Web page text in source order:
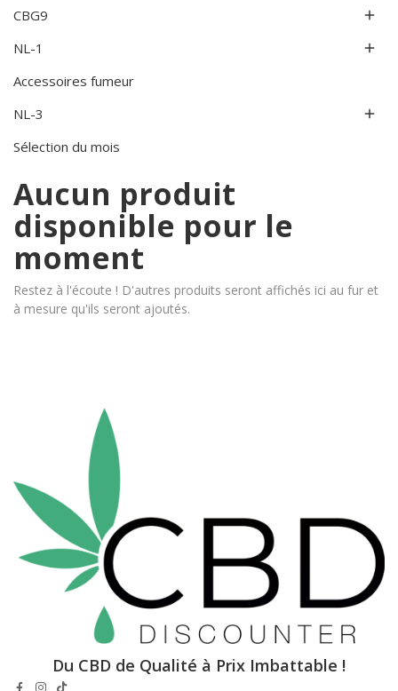
CBG9 
NL-1 
Accessoires fumeur
NL-3

Sélection du mois
Aucun produit
disponible pour le
moment
Restez à l'écoute ! D'autres produits seront affichés ici au fur et
à mesure qu'ils seront ajoutés.
Du CBD de Qualité à Prix Imbattable !